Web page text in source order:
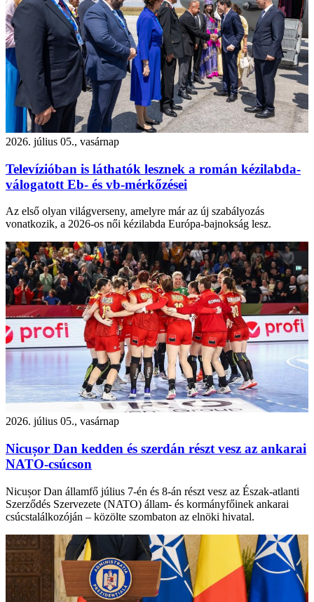
2026. július 05., vasárnap
Televízióban is láthatók lesznek a román kézilabda-
válogatott Eb- és vb-mérkőzései
Az első olyan világverseny, amelyre már az új szabályozás
vonatkozik, a 2026-os női kézilabda Európa-bajnokság lesz.
2026. július 05., vasárnap
Nicușor Dan kedden és szerdán részt vesz az ankarai
NATO-csúcson
Nicușor Dan államfő július 7-én és 8-án részt vesz az Észak-atlanti
Szerződés Szervezete (NATO) állam- és kormányfőinek ankarai
csúcstalálkozóján – közölte szombaton az elnöki hivatal.